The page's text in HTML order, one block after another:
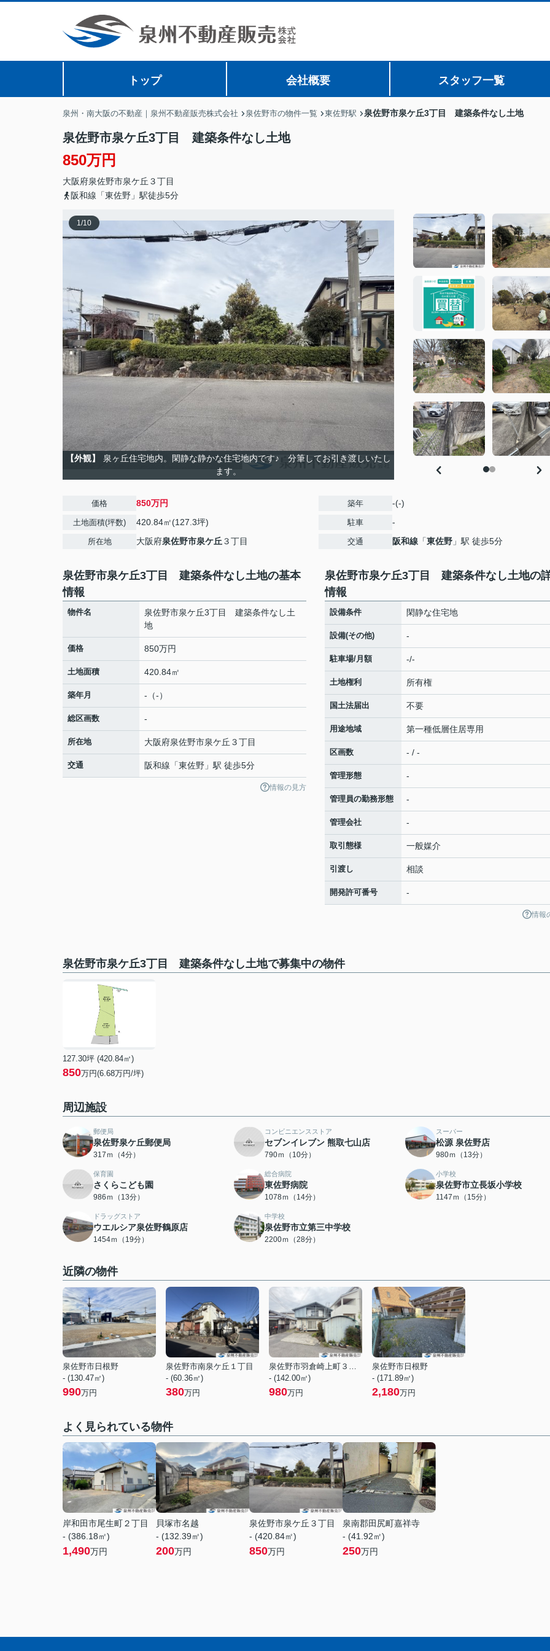
トップ 会社概要 スタッフ一覧
泉州・南大阪の不動産｜泉州不動産販売株式会社 泉佐野市の物件一覧 東佐野駅 泉佐野市泉ケ丘3丁目 建築条件なし土地
泉佐野市泉ケ丘3丁目 建築条件なし土地
850万円
大阪府泉佐野市泉ケ丘 ３丁目
阪和線「東佐野」駅徒歩5分
1/10
【外観】
泉ヶ丘住宅地内。閑静な静かな住宅地内です♪ 分筆してお引き渡しいたし
ます。
価格 850万円
土地面積(坪数) 420.84㎡(127.3坪)
所在地 大阪府泉佐野市泉ケ丘 ３丁目
築年 -(-)
駐車 -
交通 阪和線 「東佐野 」駅 徒歩5分
泉佐野市泉ケ丘3丁目 建築条件なし土地の基本
情報
物件名
泉佐野市泉ケ丘3丁目 建築条件なし土
地
価格 850万円
土地面積 420.84㎡
築年月 -（-）
総区画数 -
所在地 大阪府泉佐野市泉ケ丘 ３丁目
交通 阪和線 「東佐野 」駅 徒歩5分
情報の見方
泉佐野市泉ケ丘3丁目 建築条件なし土地の
情報
設備条件 閑静な住宅地
設備(その他) -
駐車場/月額 -/-
土地権利 所有権
国土法届出 不要
用途地域 第一種低層住居専用
区画数 - / -
管理形態 -
管理員の勤務形態 -
管理会社 -
取引態様 一般媒介
引渡し 相談
開発許可番号 -
情報
泉佐野市泉ケ丘3丁目 建築条件なし土地で募集中の物件
127.30坪 (420.84㎡)
850万円(6.68万円/坪)
周辺施設
郵便局
泉佐野泉ケ丘郵便局
317ｍ（4分）
コンビニエンスストア
セブンイレブン 熊取七山店
790ｍ（10分）
スーパー
松源 泉佐野店
980ｍ（13分）
保育園
さくらこども園
986ｍ（13分）
総合病院
東佐野病院
1078ｍ（14分）
小学校
泉佐野市立長坂小学校
1147ｍ（15分）
ドラッグストア
ウエルシア泉佐野鶴原店
1454ｍ（19分）
中学校
泉佐野市立第三中学校
2200ｍ（28分）
近隣の物件
泉佐野市日根野
- (130.47㎡)
990万円
泉佐野市南泉ケ丘１丁目
- (60.36㎡)
380万円
泉佐野市羽倉崎上町３丁目
- (142.00㎡)
980万円
泉佐野市日根野
- (171.89㎡)
2,180万円
よく見られている物件
岸和田市尾生町２丁目
- (386.18㎡)
1,490万円
貝塚市名越
- (132.39㎡)
200万円
泉佐野市泉ケ丘３丁目
- (420.84㎡)
850万円
泉南郡田尻町嘉祥寺
- (41.92㎡)
250万円